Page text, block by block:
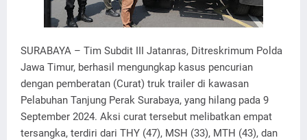
SURABAYA – Tim Subdit III Jatanras, Ditreskrimum Polda
Jawa Timur, berhasil mengungkap kasus pencurian
dengan pemberatan (Curat) truk trailer di kawasan
Pelabuhan Tanjung Perak Surabaya, yang hilang pada 9
September 2024. Aksi curat tersebut melibatkan empat
tersangka, terdiri dari THY (47), MSH (33), MTH (43), dan